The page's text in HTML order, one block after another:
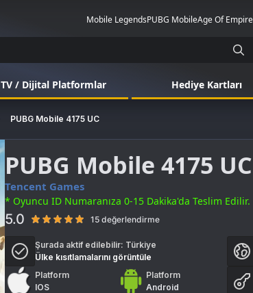
Mobile LegendsPUBG MobileAge Of
TV / Dijital Platformlar Hediye Kartları
PUBG Mobile 4175 UC
PUBG Mobile 4175 UC
Tencent Games
* Oyuncu ID Numaranıza 0-15 Dakika'da Teslim Edilir.
5.0 15 değerlendirme
Şurada aktif edilebilir: Türkiye
Ülke kısıtlamalarını görüntüle
Platform
IOS
Platform
Android